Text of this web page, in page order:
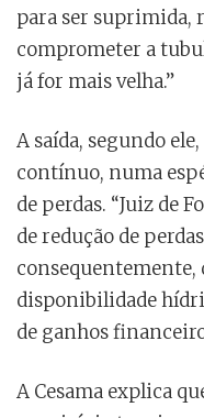
para ser suprimida,
comprometer a
já for mais velha.”
A saída, segundo
contínuo, numa
de perdas. “Juiz de
de redução de
consequentemente,
disponibilidade
de ganhos
A Cesama explica